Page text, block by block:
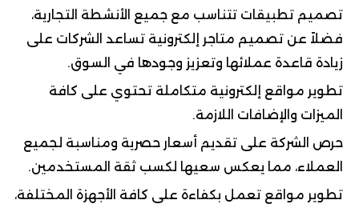
تصميم تطبيقات تتناسب مع جميع الأنشطة التجارية،
فضلاً عن تصميم متاجر إلكترونية تساعد الشركات على
زيادة قاعدة عملائها وتعزيز وجودها في السوق.
تطوير مواقع إلكترونية متكاملة تحتوي على كافة
الميزات والإضافات اللازمة.
حرص الشركة على تقديم أسعار حصرية ومناسبة لجميع
العملاء، مما يعكس سعيها لكسب ثقة المستخدمين.
تطوير مواقع تعمل بكفاءة على كافة الأجهزة المختلفة،